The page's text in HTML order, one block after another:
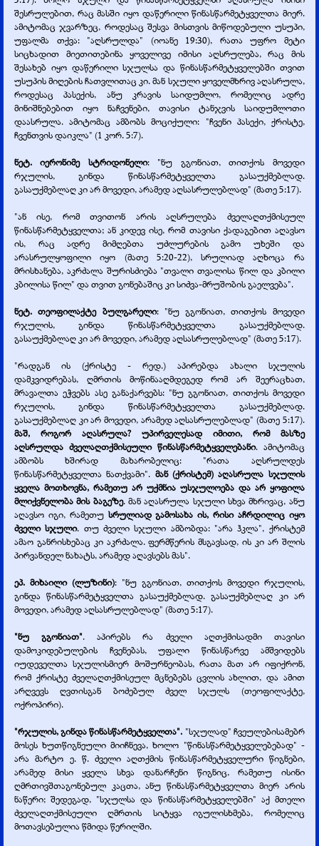
შესრულებით, რაც მასში იყო დაწერილი წინასწარმეტყველთა მიერ.
ამიტომაც ჯვარზეც, როდესაც შესვა მისთვის მიწოდებული უსუპი,
უფალმა თქვა: "აღსრულდა" (იოანე 19:30), რათა უფრო მეტი
სიცხადით მიეთითებინა ყოველივე იმისი აღსრულება, რაც მის
შესახებ იყო დაწერილი სჯულსა და წინასწარმეტყველებში თვით
უსუპის მიღების ჩათვლითაც კი. მან სჯული ყოველმხრივ აღასრულა,
როდესაც პასექის, ანუ კრავის საიდუმლო, რომელიც ადრე
მინიშნებებით იყო ნაჩვენები, თავისი ტანჯვის საიდუმლოთი
დაასრულა. ამიტომაც ამბობს მოციქული: "ჩვენი პასექი, ქრისტე,
ჩვენთვის დაიკლა" (1 კორ. 5:7).
ნეტ. იერონიმე სტრიდონელი: "ნუ გგონიათ, თითქოს მოვედი
რჯულის, გინდა წინასწარმეტყველთა გასაუქმებლად.
გასაუქმებლაღ კი არ მოვედი, არამედ აღსასრულებლად" (მათე 5:17).
"ან ისე, რომ თვითონ არის აღსრულება ძველაღთქმისეულ
წინასწარმეტყველთა; ან კიდევ ისე, რომ თავისი ქადაგებით აღავსო
ის, რაც ადრე მიმღებთა უძლურების გამო უხეში და
არასრულყოფილი იყო (მათე 5:20-22), სრულიად აღხოცა რა
მრისხანება, აკრძალა შურისძიება "თვალი თვალისა წილ და კბილი
კბილისა წილ" და თვით გონებაშიც კი სიძვა-მრუშობის გაელვება".
ნეტ. თეოფილაქტე ბულგარელი: "ნუ გგონიათ, თითქოს მოვედი
რჯულის, გინდა წინასწარმეტყველთა გასაუქმებლად.
გასაუქმებლაღ კი არ მოვედი, არამედ აღსასრულებლად" (მათე 5:17).
"რადგან ის (ქრისტე -
რედ.) აპირებდა ახალი სჯულის
დამკვიდრებას, ღმრთის მოწინააღმდეგედ რომ არ შეერაცხათ,
მრავალთა ეჭვებს ასე განაქარვებს: "ნუ გგონიათ, თითქოს მოვედი
რჯულის, გინდა წინასწარმეტყველთა გასაუქმებლად.
გასაუქმებლაღ კი არ მოვედი, არამედ აღსასრულებლად" (მათე 5:17).
მაშ, როგორ აღასრულა? უპირველესად იმითი, რომ მასზე
აღსრულდა ძველაღთქმისეული წინასწარმეტყველებანი. ამიტომაც
ამბობს ხშირად მახარობელიც: "რათა აღსრულდეს
წინასწარმეტყველთა ნათქვამი". მან (ქრისტემ) აღასრულა სჯულის
ყველა მოთხოვნა, რამეთუ არ უქმნია უსჯულოება და არ ყოფილა
მლიქვნელობა მის ბაგეზე. მან აღასრულა სჯული სხვა მხრივაც, ანუ
აღავსო იგი, რამეთუ სრულიად გამოსახა ის, რისი აჩრდილიც იყო
ძველი სჯული. თუ ძველი სჯული ამბობდა: "არა ჰკლა", ქრისტემ
ამაო განრისხებაც კი აკრძალა. ფერმწერის მსგავსად, ის კი არ შლის
პირვანდელ ნახატს, არამედ აღავსებს მას".
ეპ. მიხაილი (ლუზინი): "ნუ გგონიათ, თითქოს მოვედი რჯულის,
გინდა წინასწარმეტყველთა გასაუქმებლად. გასაუქმებლაღ კი არ
მოვედი, არამედ აღსასრულებლად" (მათე 5:17).
"ნუ გგონიათ". აპირებს რა ძველი აღთქმისადმი თავისი
დამოკიდებულების ჩვენებას, უფალი წინასწარვე ამშვიდებს
იუდეველთა სჯულისმიერ მოშურნეობას, რათა მათ არ იფიქრონ,
რომ ქრისტე ძველაღთქმისეულ მცნებებს ცვლის ახლით, და ამით
არღვევს ღვთისგან ბოძებულ ძველ სჯულს (თეოფილაქტე,
ოქროპირი).
"რჯულის, გინდა წინასწარმეტყველთა". "სჯულად" ჩვეულებისამებრ
მოსეს ხუთწიგნეული მიიჩნევა, ხოლო "წინასწარმეტყველებებად" -
არა მარტო ე. წ. ძველი აღთქმის წინასწარმეტყველური წიგნები,
არამედ მისი ყველა სხვა დანარჩენი წიგნიც, რამეთუ ისინი
ღმრთივშთაგონებულ კაცთა, ანუ წინასწარმეტყველთა მიერ არის
ნაწერი; შედეგად, "სჯულსა და წინასწარმეტყველებში" აქ მთელი
ძველაღთქმისეული ღმრთის სიტყვა იგულისხმება, რომელიც
მოთავსებულია წმიდა წერილში.